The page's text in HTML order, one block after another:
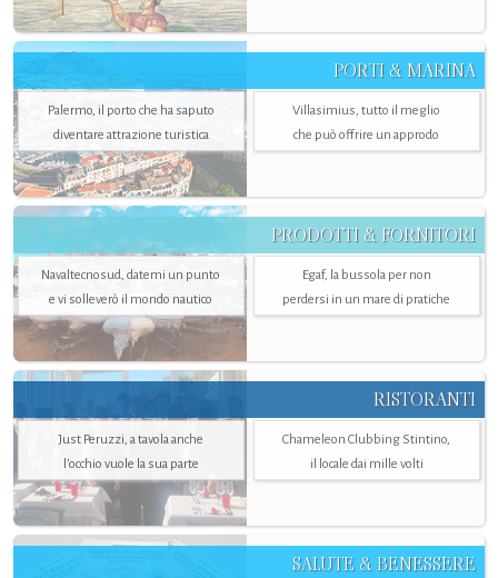
PORTI & MARINA
Palermo, il porto che ha saputo
diventare attrazione turistica
Villasimius, tutto il meglio
che può offrire un approdo
PRODOTTI & FORNITORI
Navaltecnosud, datemi un punto
e vi solleverò il mondo nautico
Egaf, la bussola per non
perdersi in un mare di pratiche
RISTORANTI
Just Peruzzi, a tavola anche
l’occhio vuole la sua parte
Chameleon Clubbing Stintino,
il locale dai mille volti
SALUTE & BENESSERE